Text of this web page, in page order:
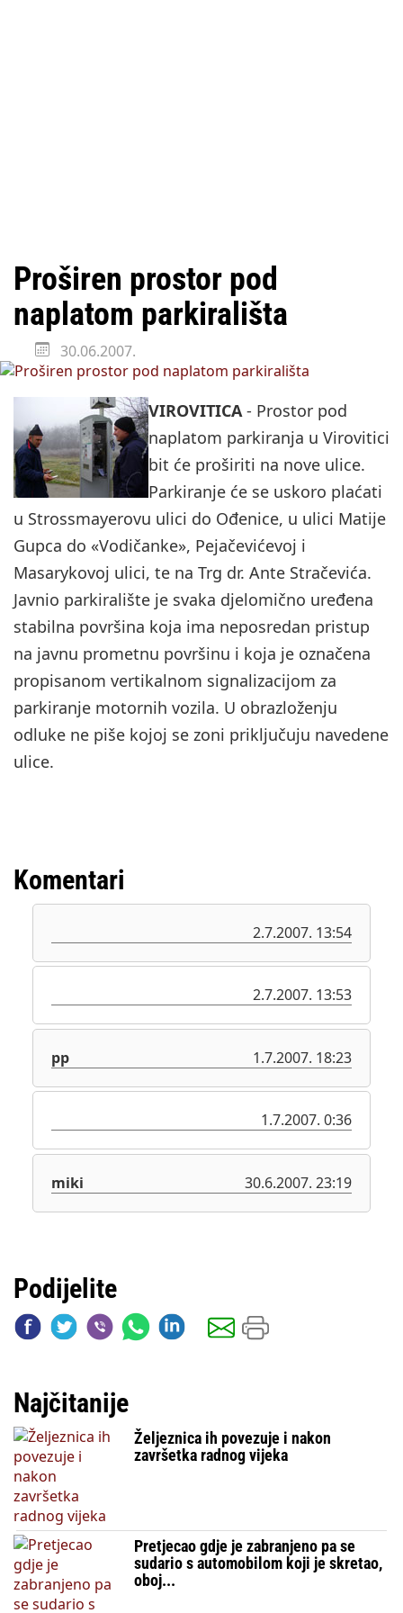
Proširen prostor pod
naplatom parkirališta
30.06.2007.
VIROVITICA- Prostor pod
naplatom parkiranja u Virovitici
bit će proširiti na nove ulice.
Parkiranje će se uskoro plaćati
u Strossmayerovu ulici do Ođenice, u ulici Matije
Gupca do «Vodičanke», Pejačevićevoj i
Masarykovoj ulici, te na Trg dr. Ante Stračevića.
Javnio parkiralište je svaka djelomično uređena
stabilna površina koja ima neposredan pristup
na javnu prometnu površinu i koja je označena
propisanom vertikalnom signalizacijom za
parkiranje motornih vozila. U obrazloženju
odluke ne piše kojoj se zoni priključuju navedene
ulice.
Komentari
2.7.2007. 13:54
2.7.2007. 13:53
pp 1.7.2007. 18:23
1.7.2007. 0:36
miki 30.6.2007. 23:19
Podijelite
Najčitanije
Željeznica ih povezuje i nakon
završetka radnog vijeka
Pretjecao gdje je zabranjeno pa se
sudario s automobilom koji je skretao,
oboj...